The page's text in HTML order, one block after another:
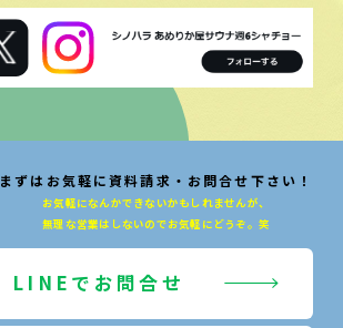
まずはお気軽に資料請求・お問合せ下さい！
お気軽になんかできないかもしれませんが、
無理な営業はしないのでお気軽にどうぞ。笑
LINEでお問合せ